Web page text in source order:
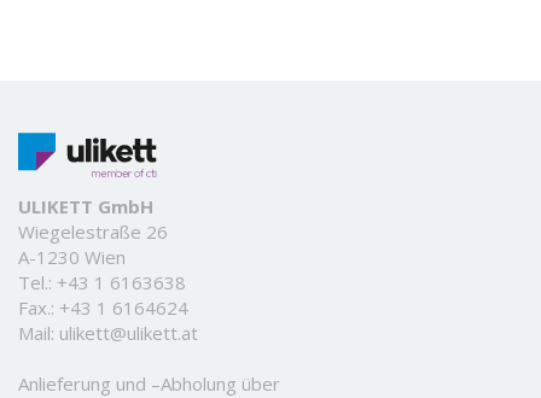
ULIKETT GmbH
Wiegelestraße 26
A-1230 Wien
Tel.: +43 1 6163638
Fax.: +43 1 6164624
Mail: ulikett@ulikett.at
Anlieferung und –Abholung über